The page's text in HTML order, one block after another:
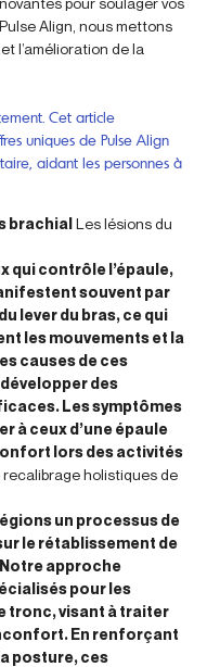
Align, nous mettons
l’amélioration de la
Cet article
uniques de Pulse Align
aidant les personnes à
brachialLes lésions du
qui contrôle l’épaule,
souvent par
lever du bras, ce qui
les mouvements et la
causes de ces
des
Les symptômes
à ceux d’une épaule
lors des activités
holistiques de
un processus de
le rétablissement de
approche
pour les
tronc, visant à traiter
En renforçant
posture, ces